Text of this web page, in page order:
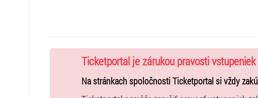
A1/A4 + C1/C4 + B - 18€
A2/3 + C2/C3 - 20€
Prémiové VIP Club sedenie za domácou bránkou
Ticketportal je zárukou pravosti vstupeniek
Na stránkach spoločnosti Ticketportal si vždy